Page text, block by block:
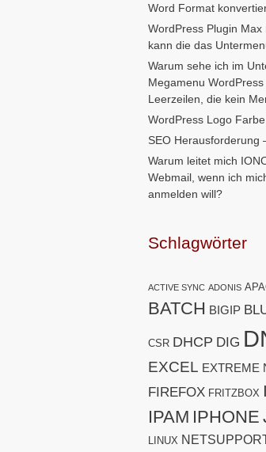
Word Format
WordPress Plugin
kann die das
Warum sehe ich im
Megamenu
Leerzeilen, die kein
WordPress Logo
SEO Herausforderung
Warum leitet mich
Webmail, wenn ich
anmelden will?
Schlagwörter
ACTIVE SYNC ADONIS
BATCH BIGIP
CSR DHCP DIG
EXCEL EXTREME
FIREFOX FRITZBOX
IPAM IPHONE
LINUX